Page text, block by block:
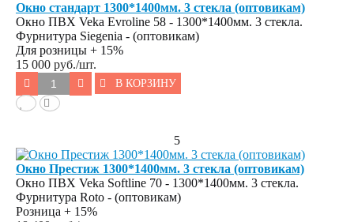
Окно стандарт 1300*1400мм. 3 стекла (оптовикам)
Окно ПВХ Veka Evroline 58 - 1300*1400мм. 3 стекла.
Фурнитура Siegenia - (оптовикам)
Для розницы + 15%
15 000 руб./шт.
В КОРЗИНУ
5
Окно Престиж 1300*1400мм. 3 стекла (оптовикам)
Окно ПВХ Veka Softline 70 - 1300*1400мм. 3 стекла.
Фурнитура Roto - (оптовикам)
Розница + 15%